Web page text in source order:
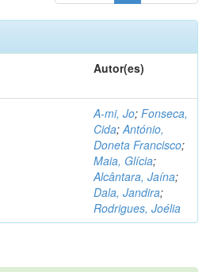
Autor(es)
A-mi, Jo; Fonseca,
Cida;António,
Doneta Francisco;
Maia, Glícia;
Alcântara, Jaína;
Dala, Jandira;
Rodrigues, Joélia